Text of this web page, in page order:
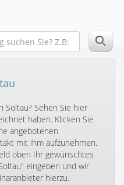
Soltau? Sehen Sie hier
haben. Klicken Sie
angebotenen
mit ihm aufzunehmen.
oben Ihr gewünschtes
eingeben und wir
hierzu.